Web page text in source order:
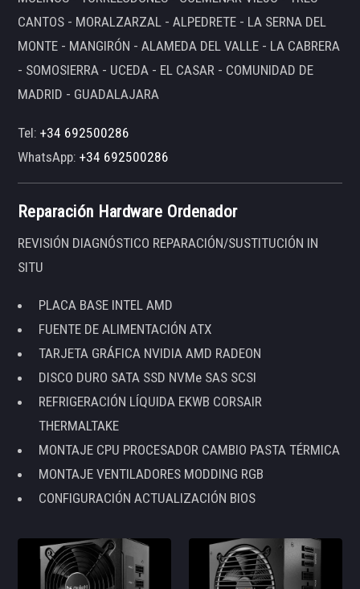
CANTOS - MORALZARZAL - ALPEDRETE - LA SERNA DEL
MONTE - MANGIRÓN - ALAMEDA DEL VALLE - LA CABRERA
- SOMOSIERRA - UCEDA - EL CASAR - COMUNIDAD DE
MADRID - GUADALAJARA
Tel:+34 692500286
WhatsApp:+34 692500286
Reparación Hardware Ordenador
REVISIÓN DIAGNÓSTICO REPARACIÓN/SUSTITUCIÓN IN
SITU
PLACA BASE INTEL AMD
FUENTE DE ALIMENTACIÓN ATX
TARJETA GRÁFICA NVIDIA AMD RADEON
DISCO DURO SATA SSD NVMe SAS SCSI
REFRIGERACIÓN LÍQUIDA EKWB CORSAIR
THERMALTAKE
MONTAJE CPU PROCESADOR CAMBIO PASTA TÉRMICA
MONTAJE VENTILADORES MODDING RGB
CONFIGURACIÓN ACTUALIZACIÓN BIOS